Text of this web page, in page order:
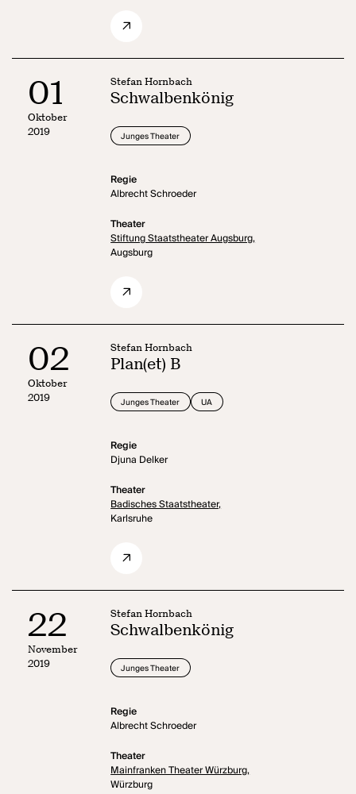
01
Oktober
2019
Stefan Hornbach
Schwalbenkönig
Junges Theater
Regie
Albrecht Schroeder
Theater
Stiftung Staatstheater Augsburg,
Augsburg
02
Oktober
2019
Stefan Hornbach
Plan(et) B
Junges Theater UA
Regie
Djuna Delker
Theater
Badisches Staatstheater,
Karlsruhe
22
November
2019
Stefan Hornbach
Schwalbenkönig
Junges Theater
Regie
Albrecht Schroeder
Theater
Mainfranken Theater Würzburg,
Würzburg